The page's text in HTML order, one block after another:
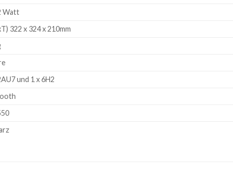
Watt
322 x 324 x 210mm
und 1 x 6H2